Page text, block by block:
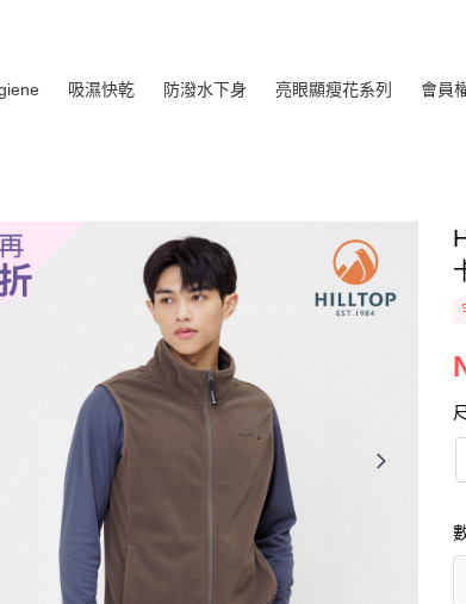
吸濕快乾 防潑水下身 亮眼顯瘦花系列 會員